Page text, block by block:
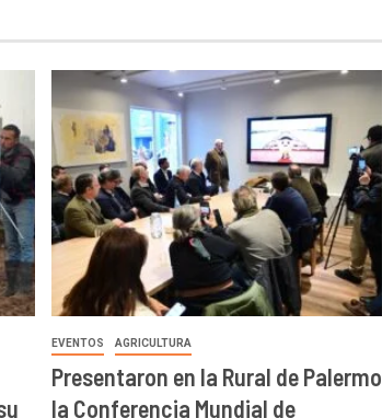
EVENTOS AGRICULTURA
Presentaron en la Rural de Palermo
la Conferencia Mundial de